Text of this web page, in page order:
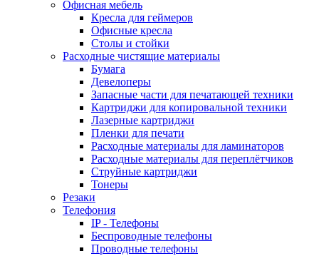
Офисная мебель
Кресла для геймеров
Офисные кресла
Столы и стойки
Расходные чистящие материалы
Бумага
Девелоперы
Запасные части для печатающей техники
Картриджи для копировальной техники
Лазерные картриджи
Пленки для печати
Расходные материалы для ламинаторов
Расходные материалы для переплётчиков
Струйные картриджи
Тонеры
Резаки
Телефония
IP - Телефоны
Беспроводные телефоны
Проводные телефоны